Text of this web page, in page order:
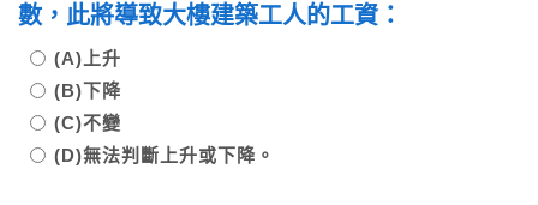
數，此將導致大樓建築工人的工資：
(A)上升
(B)下降
(C)不變
(D)無法判斷上升或下降。